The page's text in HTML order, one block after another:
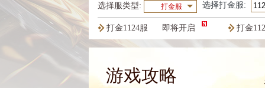
选择服类型: 打金服 选择打金服:
即将开启
打金1124服 打金
火爆开启
打金1121服 打金
游戏攻略